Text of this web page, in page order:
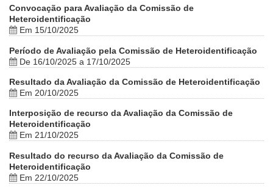
Convocação para Avaliação da Comissão de
Heteroidentificação
Em 15/10/2025
Período de Avaliação pela Comissão de Heteroidentificação
De 16/10/2025 a 17/10/2025
Resultado da Avaliação da Comissão de Heteroidentificação
Em 20/10/2025
Interposição de recurso da Avaliação da Comissão de
Heteroidentificação
Em 21/10/2025
Resultado do recurso da Avaliação da Comissão de
Heteroidentificação
Em 22/10/2025